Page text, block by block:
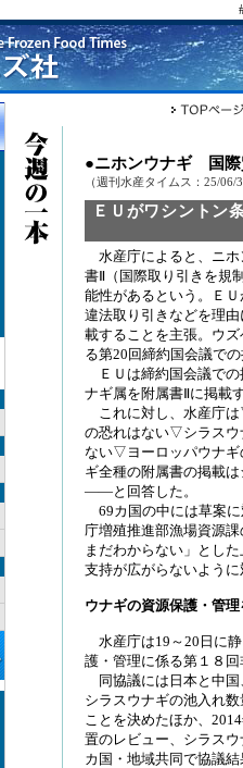
●ニホンウナギ 国
（週刊水産タイムス：25/06/
ＥＵがワシントン
水産庁によると、ニホ
書Ⅱ（国際取り引きを規
能性があるという。Ｅ
違法取り引きなどを理
載することを主張。ウ
る第20回締約国会議で
ＥＵは締約国会議での
ナギ属を附属書Ⅱに掲載
これに対し、水産庁
の恐れはない▽シラスウ
ない▽ヨーロッパウナ
ギ全種の附属書の掲載
――と回答した。
69カ国の中には草案に
庁増殖推進部漁場資源
まだわからない」とし
支持が広がらないよう
ウナギの資源保護・管
水産庁は19～20日に
護・管理に係る第１８
同協議には日本と中国
シラスウナギの池入れ
ことを決めたほか、
置のレビュー、シラス
カ国・地域共同で協議